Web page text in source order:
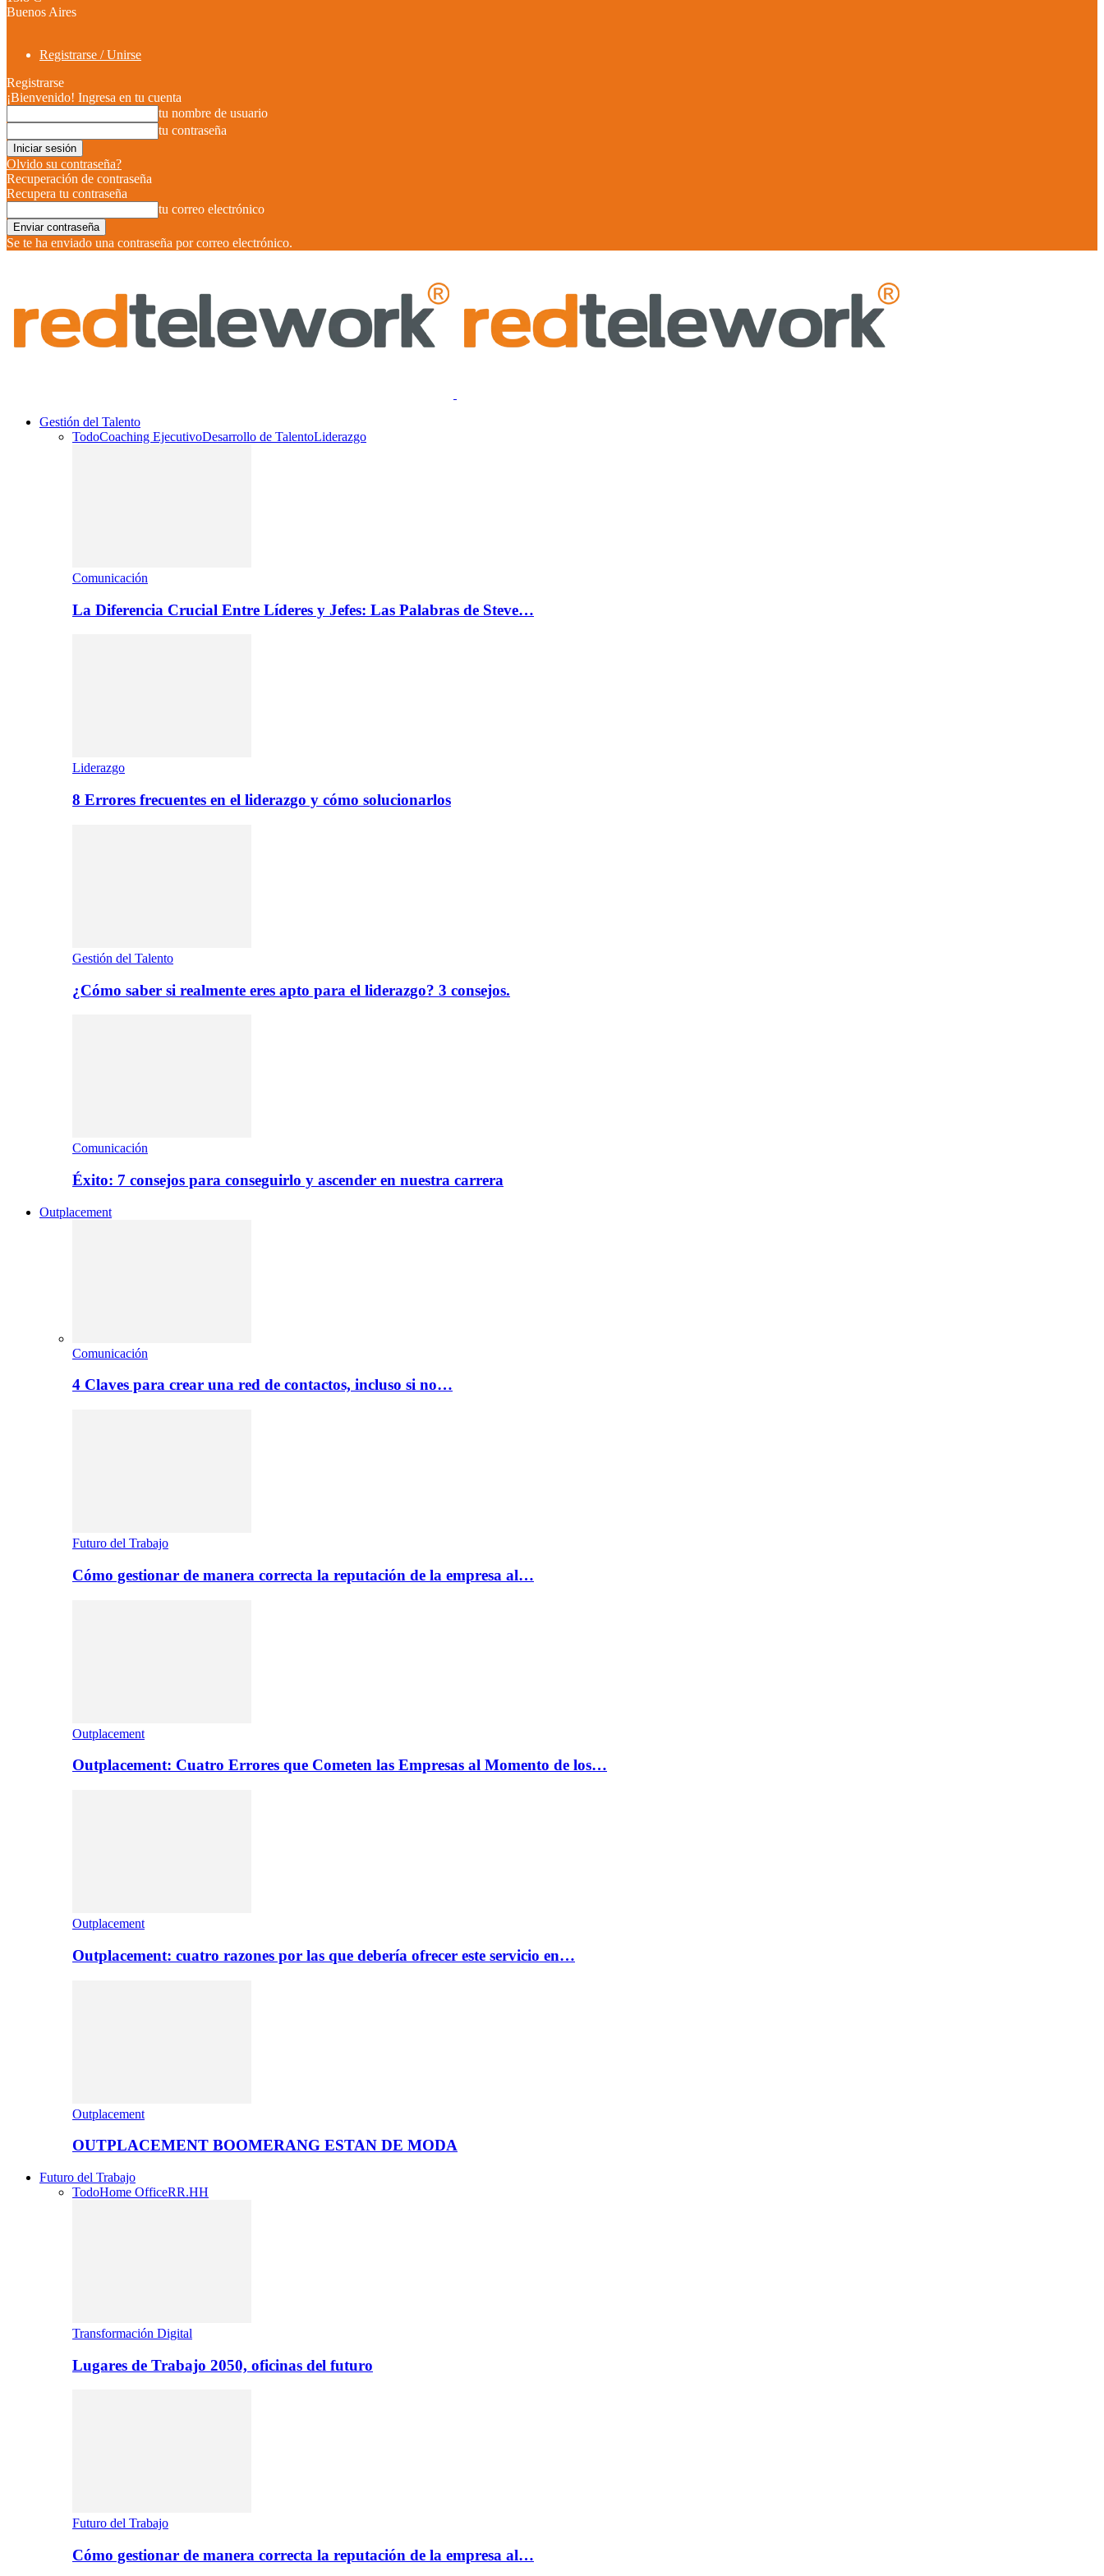
Buenos Aires
Registrarse / Unirse
Registrarse
¡Bienvenido! Ingresa en tu cuenta
tu nombre de usuario
tu contraseña
Olvido su contraseña?
Recuperación de contraseña
Recupera tu contraseña
tu correo electrónico
Se te ha enviado una contraseña por correo electrónico.
Gestión del Talento
TodoCoaching EjecutivoDesarrollo de TalentoLiderazgo
Comunicación
La Diferencia Crucial Entre Líderes y Jefes: Las Palabras de Steve…
Liderazgo
8 Errores frecuentes en el liderazgo y cómo solucionarlos
Gestión del Talento
¿Cómo saber si realmente eres apto para el liderazgo? 3 consejos.
Comunicación
Éxito: 7 consejos para conseguirlo y ascender en nuestra carrera
Outplacement
Comunicación
4 Claves para crear una red de contactos, incluso si no…
Futuro del Trabajo
Cómo gestionar de manera correcta la reputación de la empresa al…
Outplacement
Outplacement: Cuatro Errores que Cometen las Empresas al Momento de los…
Outplacement
Outplacement: cuatro razones por las que debería ofrecer este servicio en…
Outplacement
OUTPLACEMENT BOOMERANG ESTAN DE MODA
Futuro del Trabajo
TodoHome OfficeRR.HH
Transformación Digital
Lugares de Trabajo 2050, oficinas del futuro
Futuro del Trabajo
Cómo gestionar de manera correcta la reputación de la empresa al…